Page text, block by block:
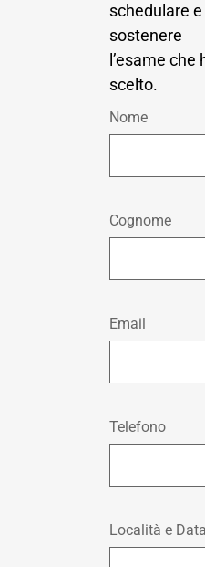
schedulare e
sostenere
l’esame che
scelto.
Nome
Cognome
Email
Telefono
Località e Data